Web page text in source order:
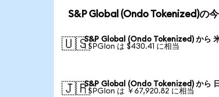
S&P Global (Ondo Tokenized)の
🇺🇸S&P Global (Ondo Tokenized) から
1 SPGIon は $430.41 に相当
🇯🇵S&P Global (Ondo Tokenized) から
1 SPGIon は ￥67,920.82 に相当